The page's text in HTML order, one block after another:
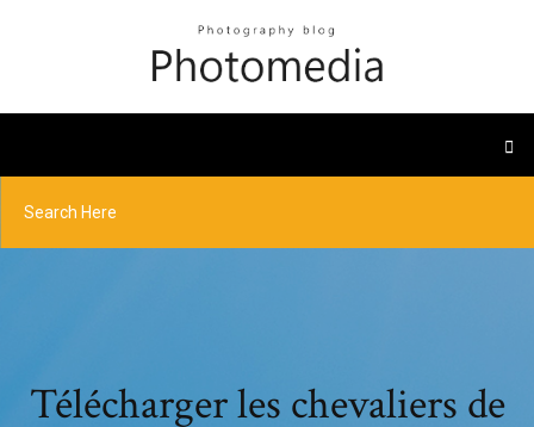
Télécharger les chevaliers de